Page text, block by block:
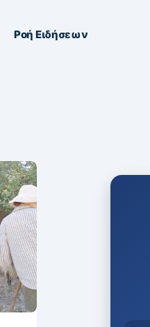
Ροή Ειδήσεων